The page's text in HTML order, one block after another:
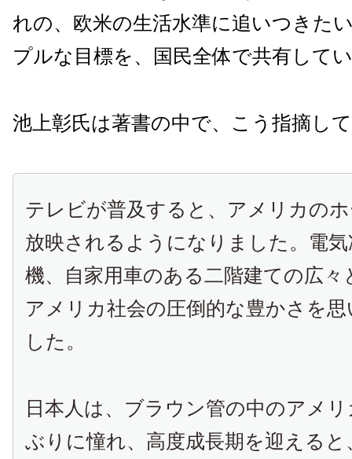
れの、欧米の生活水準に追いつきた
プルな目標を、国民全体で共有して
池上彰氏は著書の中で、こう指摘し
テレビが普及すると、アメリカの
放映されるようになりました。電
機、自家用車のある二階建ての広々
アメリカ社会の圧倒的な豊かさを
した。
日本人は、ブラウン管の中のアメ
ぶりに憧れ、高度成長期を迎える